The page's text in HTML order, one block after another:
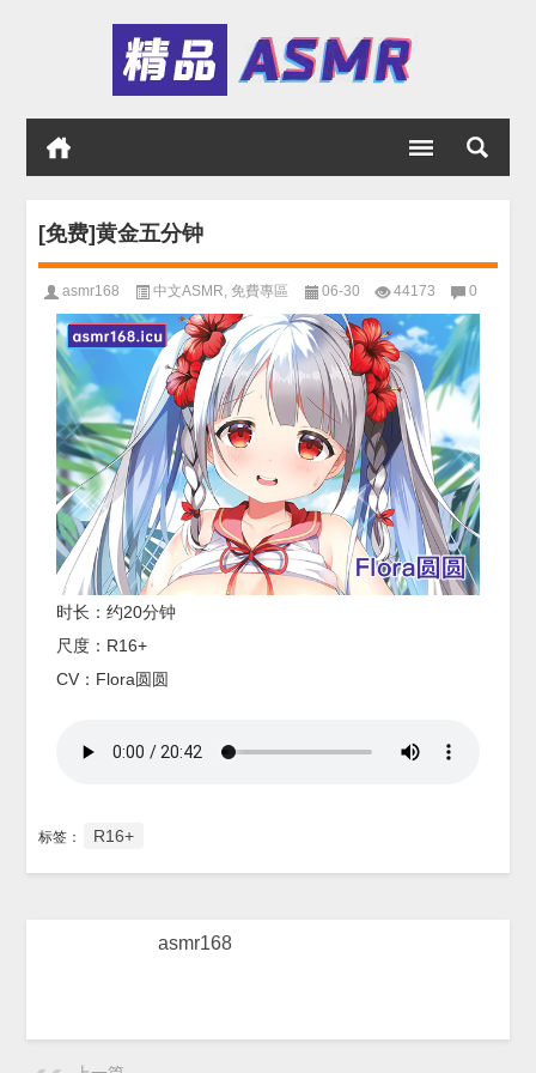
[免费]黄金五分钟
asmr168 中文ASMR ,免費專區 06-30 44173 0
时长：约20分钟
尺度：R16+
CV：Flora圆圆
标签： R16+
asmr168